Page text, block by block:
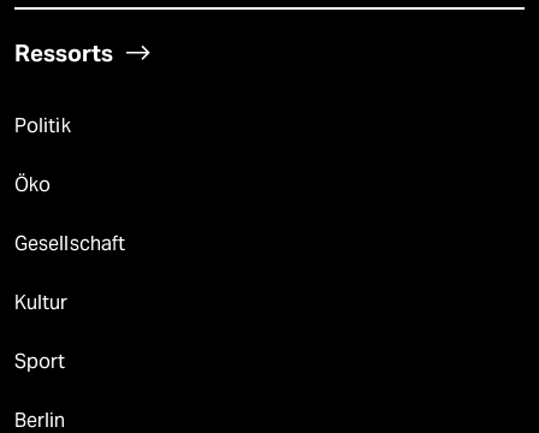
Ressorts
Politik
Öko
Gesellschaft
Kultur
Sport
Berlin